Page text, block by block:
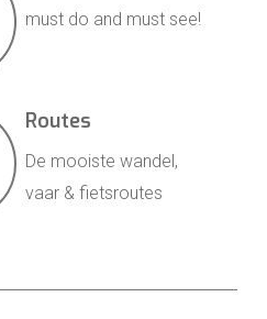
must do and must see!
Routes
De mooiste wandel,
vaar & fietsroutes